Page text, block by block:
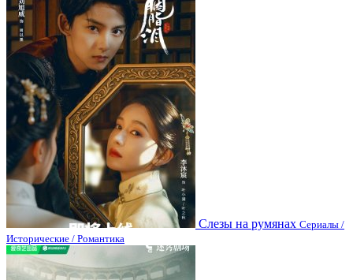
Слезы на румянах Сериалы /
Исторические / Романтика